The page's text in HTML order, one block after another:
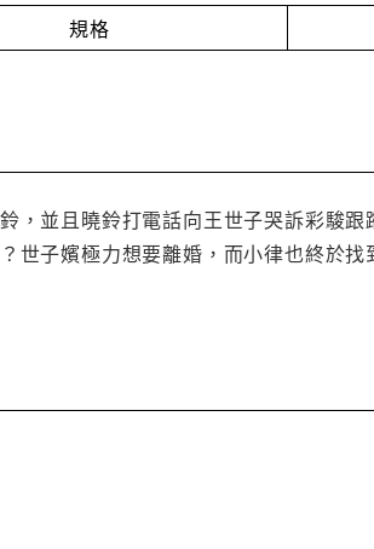
規格
，並且曉鈴打電話向王世子哭訴彩駿
子嬪極力想要離婚，而小律也終於找